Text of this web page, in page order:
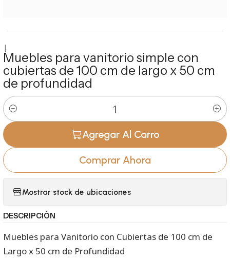
|
Muebles para vanitorio simple con
cubiertas de 100 cm de largo x 50 cm
de profundidad
Cantidad
Agregar Al Carro
Comprar Ahora
Mostrar stock de ubicaciones
DESCRIPCIÓN
Muebles para Vanitorio con Cubiertas de 100 cm de
Largo x 50 cm de Profundidad